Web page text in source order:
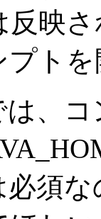
反映
プト
、コ
須